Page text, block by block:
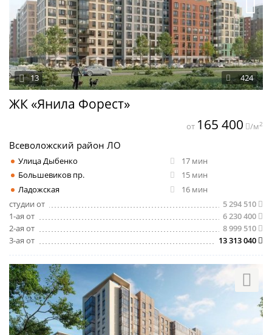
ЖК «Янила Форест»
424
13
Всеволожский район ЛО
Улица Дыбенко
17 мин
Большевиков пр.
15 мин
Ладожская
16 мин
студии от
5 294 510
1-ая от
6 230 400
2-ая от
8 999 510
3-ая от
13 313 040
от 165 400 /м2